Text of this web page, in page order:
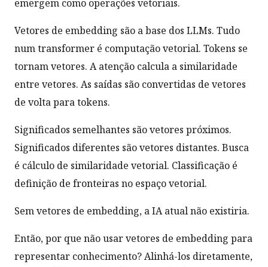
emergem como operações vetoriais.
Vetores de embedding são a base dos LLMs. Tudo
num transformer é computação vetorial. Tokens se
tornam vetores. A atenção calcula a similaridade
entre vetores. As saídas são convertidas de vetores
de volta para tokens.
Significados semelhantes são vetores próximos.
Significados diferentes são vetores distantes. Busca
é cálculo de similaridade vetorial. Classificação é
definição de fronteiras no espaço vetorial.
Sem vetores de embedding, a IA atual não existiria.
Então, por que não usar vetores de embedding para
representar conhecimento? Alinhá-los diretamente,